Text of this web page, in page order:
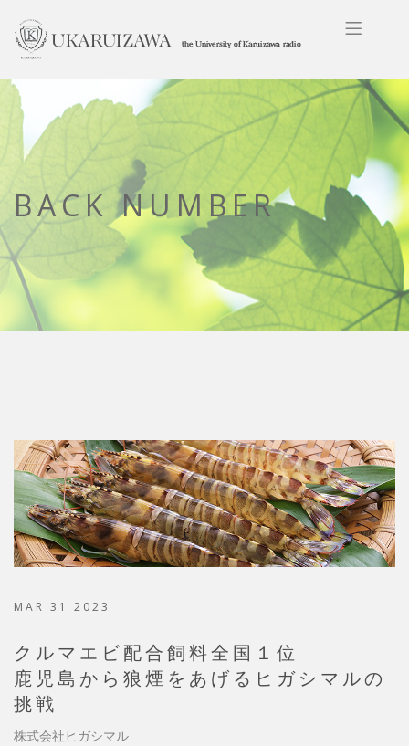
BACK NUMBER
MAR 31 2023
クルマエビ配合飼料全国１位
鹿児島から狼煙をあげるヒガシマルの
挑戦
株式会社ヒガシマル